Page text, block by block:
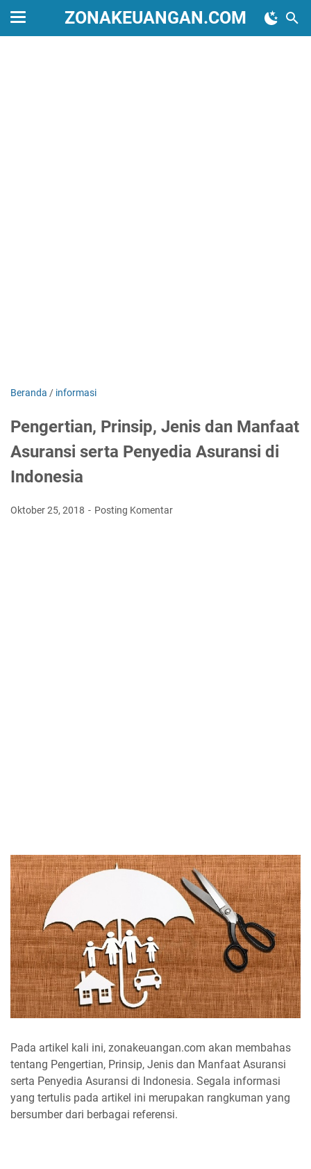
ZONAKEUANGAN.COM
Beranda / informasi
Pengertian, Prinsip, Jenis dan Manfaat
Asuransi serta Penyedia Asuransi di
Indonesia
Oktober 25, 2018 Posting Komentar
Pada artikel kali ini, zonakeuangan.com akan membahas
tentang Pengertian, Prinsip, Jenis dan Manfaat Asuransi
serta Penyedia Asuransi di Indonesia. Segala informasi
yang tertulis pada artikel ini merupakan rangkuman yang
bersumber dari berbagai referensi.